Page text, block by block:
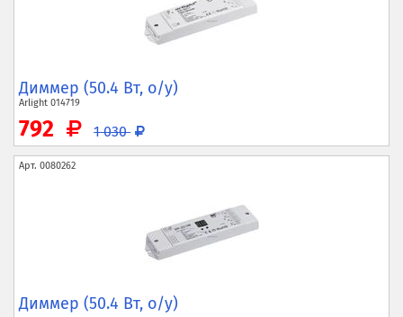
Диммер (50.4 Вт, о/у)
Arlight 014719
792 1 030
Арт. 0080262
Диммер (50.4 Вт, о/у)